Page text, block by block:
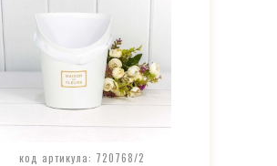
код артикула: 720768/2